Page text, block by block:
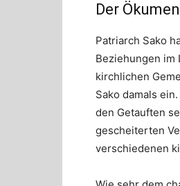
Der
Patriarch Sako
Beziehungen im
kirchlichen
Sako damals
den Getauften
gescheiterten
verschiedenen